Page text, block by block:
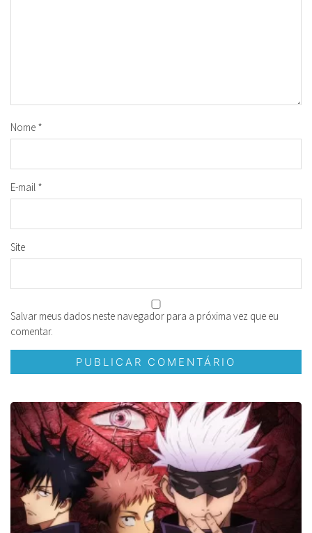
Nome *
E-mail *
Site
Salvar meus dados neste navegador para a próxima vez que eu
comentar.